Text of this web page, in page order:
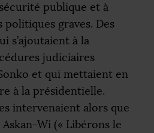
publique et à
graves. Des
s’ajoutaient à la
judiciaires
et qui mettaient en
à la présidentielle.
intervenaient alors que
Wi (« Libérons le